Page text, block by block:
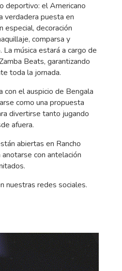
deportivo: el Americano
verdadera puesta en
especial, decoración
comparsa y
La música estará a cargo de
Beats, garantizando
toda la jornada.
con el auspicio de Bengala
como una propuesta
divertirse tanto jugando
afuera.
abiertas en Rancho
con antelación
nuestras redes sociales.